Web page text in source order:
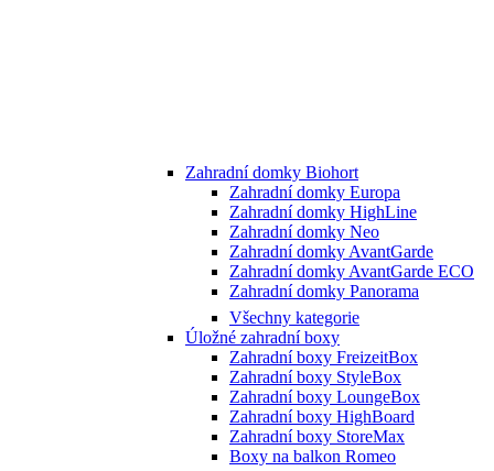
Zahradní domky Biohort
Zahradní domky Europa
Zahradní domky HighLine
Zahradní domky Neo
Zahradní domky AvantGarde
Zahradní domky AvantGarde ECO
Zahradní domky Panorama
Všechny kategorie
Úložné zahradní boxy
Zahradní boxy FreizeitBox
Zahradní boxy StyleBox
Zahradní boxy LoungeBox
Zahradní boxy HighBoard
Zahradní boxy StoreMax
Boxy na balkon Romeo